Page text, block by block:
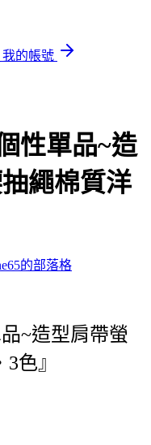
我的帳號
性單品~造
繩棉質洋
的部落格
~造型肩帶螢
色』